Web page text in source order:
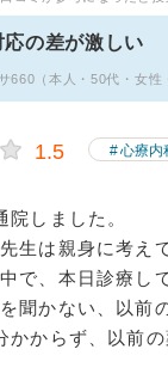
応の差が激しい
660（本人・50代・女性
1.5 心療内
院しました。
生は親身に考え
で、本日診療し
聞かない、以前
かからず、以前の